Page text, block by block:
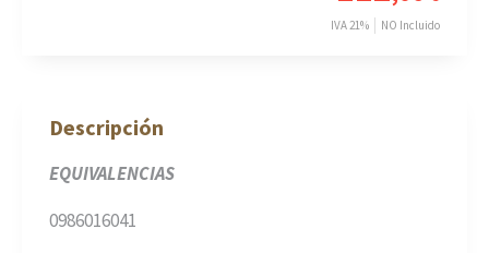
IVA 21% NO Incluido
Descripción
EQUIVALENCIAS
0986016041